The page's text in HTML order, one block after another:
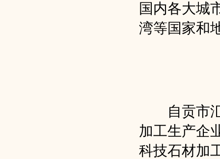
国内各大城
湾等国家和
自贡市汇
加工生产企
科技石材加